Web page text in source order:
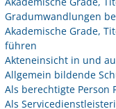
Gradumwandlungen
Akademische Grade,
führen
Akteneinsicht in und
Allgemein bildende
Als berechtigte Person
Als